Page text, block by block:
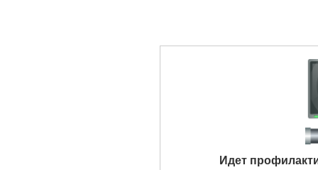
Идет